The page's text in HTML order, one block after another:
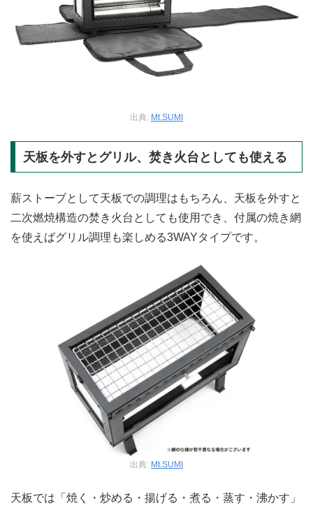
出典: Mt.SUMI
天板を外すとグリル、焚き火台としても使える
薪ストーブとして天板での調理はもちろん、天板を外すと
二次燃焼構造の焚き火台としても使用でき、付属の焼き網
を使えばグリル調理も楽しめる3WAYタイプです。
出典: Mt.SUMI
天板では「焼く・炒める・揚げる・煮る・蒸す・沸かす」